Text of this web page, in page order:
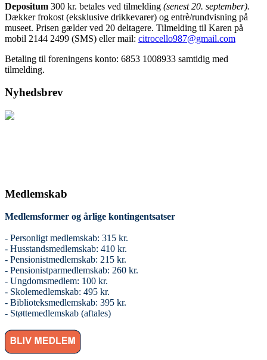
Depositum 300 kr. betales ved tilmelding (senest 20. september).
Dækker frokost (eksklusive drikkevarer) og entrè/rundvisning på
museet. Prisen gælder ved 20 deltagere. Tilmelding til Karen på
mobil 2144 2499 (SMS) eller mail: citrocello987@gmail.com
Betaling til foreningens konto: 6853 1008933 samtidig med
tilmelding.
Nyhedsbrev
Medlemskab
Medlemsformer og årlige kontingentsatser
- Personligt medlemskab: 315 kr.
- Husstandsmedlemskab: 410 kr.
- Pensionistmedlemskab: 215 kr.
- Pensionistparmedlemskab: 260 kr.
- Ungdomsmedlem: 100 kr.
- Skolemedlemskab: 495 kr.
- Biblioteksmedlemskab: 395 kr.
- Støttemedlemskab (aftales)